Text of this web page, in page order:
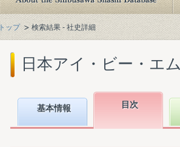
トップ 検索結果 - 社史詳細
日本アイ・ビー・エ
基本情報 目次